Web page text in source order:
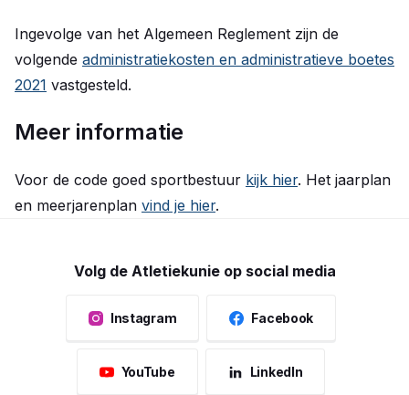
Ingevolge van het Algemeen Reglement zijn de
volgende administratiekosten en administratieve boetes
2021 vastgesteld.
Meer informatie
Voor de code goed sportbestuur kijk hier. Het jaarplan
en meerjarenplan vind je hier.
Volg de Atletiekunie op social media
Instagram Facebook
YouTube LinkedIn